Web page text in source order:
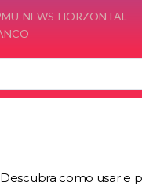
Descubra como usar e